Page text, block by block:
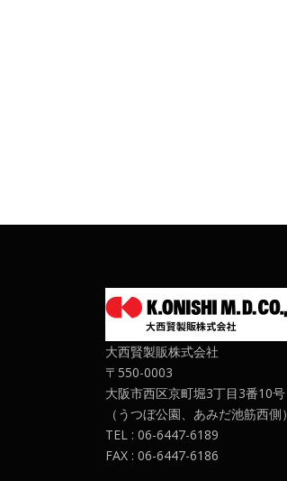
大西賢製販株式会社
〒550-0003
大阪市西区京町堀3丁目3番10号
（うつぼ公園、あみだ池筋西側）
TEL : 06-6447-6189
FAX : 06-6447-6186